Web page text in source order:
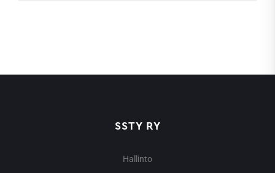
SSTY RY
Hallinto